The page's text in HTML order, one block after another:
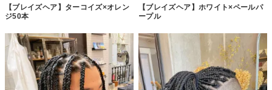
【ブレイズヘア】ターコイズ×オレン
ジ50本
【ブレイズヘア】ホワイト×ペールパ
ープル